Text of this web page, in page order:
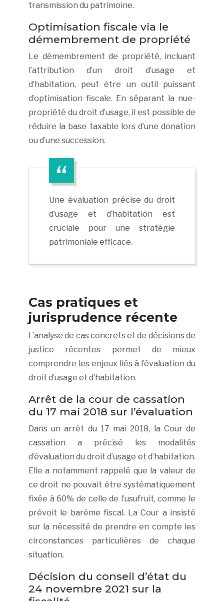
transmission du patrimoine.
Optimisation fiscale via le
démembrement de propriété
Le démembrement de propriété, incluant
l’attribution d’un droit d’usage et
d’habitation, peut être un outil puissant
d’optimisation fiscale. En séparant la nue-
propriété du droit d’usage, il est possible de
réduire la base taxable lors d’une donation
ou d’une succession.
Une évaluation précise du droit
d’usage et d’habitation est
cruciale pour une stratégie
patrimoniale efficace.
Cas pratiques et
jurisprudence récente
L’analyse de cas concrets et de décisions de
justice récentes permet de mieux
comprendre les enjeux liés à l’évaluation du
droit d’usage et d’habitation.
Arrêt de la cour de cassation
du 17 mai 2018 sur l’évaluation
Dans un arrêt du 17 mai 2018, la Cour de
cassation a précisé les modalités
d’évaluation du droit d’usage et d’habitation.
Elle a notamment rappelé que la valeur de
ce droit ne pouvait être systématiquement
fixée à 60% de celle de l’usufruit, comme le
prévoit le barème fiscal. La Cour a insisté
sur la nécessité de prendre en compte les
circonstances particulières de chaque
situation.
Décision du conseil d’état du
24 novembre 2021 sur la